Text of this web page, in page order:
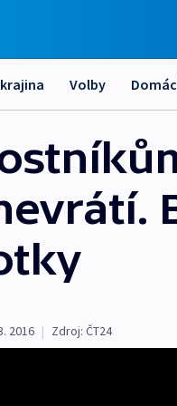
Volby
2016 | Zdroj: ČT24